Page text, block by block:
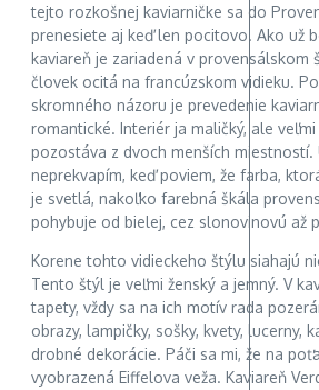
tejto rozkošnej kaviarničke sa do
prenesiete aj keď len pocitovo. Ako už
kaviareň je zariadená v provensálskom
človek ocitá na francúzskom vidieku.
skromného názoru je prevedenie
romantické. Interiér ja maličký, ale
pozostáva z dvoch menších miestností.
neprekvapím, keď poviem, že farba,
je svetlá, nakoľko farebná škála
pohybuje od bielej, cez slonovinovú až
Korene tohto vidieckeho štýlu siahajú
Tento štýl je veľmi ženský a jemný. V
tapety, vždy sa na ich motív rada
obrazy, lampičky, sošky, kvety, lucerny,
drobné dekorácie. Páči sa mi, že na
vyobrazená Eiffelova veža. Kaviareň